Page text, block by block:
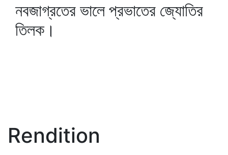
নবজাগ্রতের ভালে প্রভাতের জ্যোতির
তিলক।
Rendition